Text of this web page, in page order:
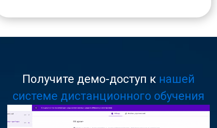
Получите демо-доступ к нашей
системе дистанционного обучения